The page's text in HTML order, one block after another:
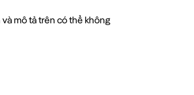
mô tả trên có thể không